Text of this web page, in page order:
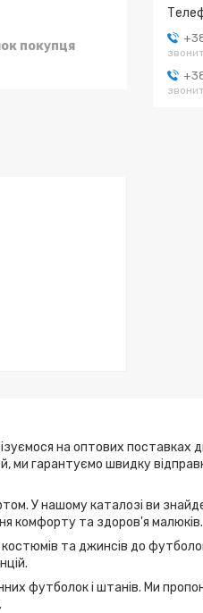
покупця
на оптових поставках
ми гарантуємо швидку
У нашому каталозі ви
комфорту та здоров'я малюків.
та джинсів до
футболок і штанів. Ми